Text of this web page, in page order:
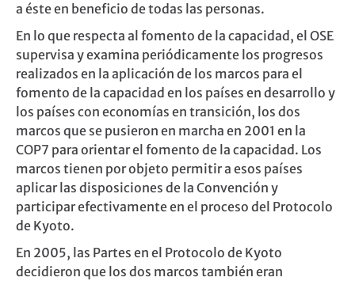
a éste en beneficio de todas las personas.
En lo que respecta al fomento de la capacidad, el OSE
supervisa y examina periódicamente los progresos
realizados en la aplicación de los marcos para el
fomento de la capacidad en los países en desarrollo y
los países con economías en transición, los dos
marcos que se pusieron en marcha en 2001 en la
COP7 para orientar el fomento de la capacidad. Los
marcos tienen por objeto permitir a esos países
aplicar las disposiciones de la Convención y
participar efectivamente en el proceso del Protocolo
de Kyoto.
En 2005, las Partes en el Protocolo de Kyoto
decidieron que los dos marcos también eran